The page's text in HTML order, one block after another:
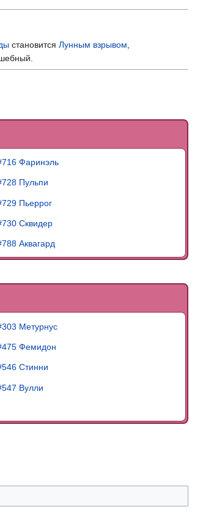
становится Лунным взрывом,
Фаринэль
Пульпи
Пьеррог
Сквидер
Аквагард
Метурнус
Фемидон
Стинни
Вулли